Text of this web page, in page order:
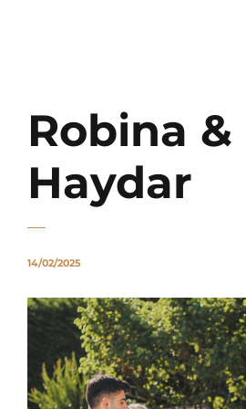
Robina &
Haydar
14/02/2025